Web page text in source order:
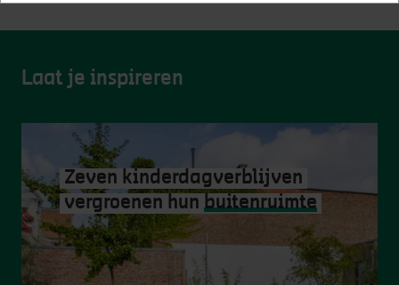
Laat je inspireren
Zeven kinderdagverblijven
vergroenen hun buitenruimte